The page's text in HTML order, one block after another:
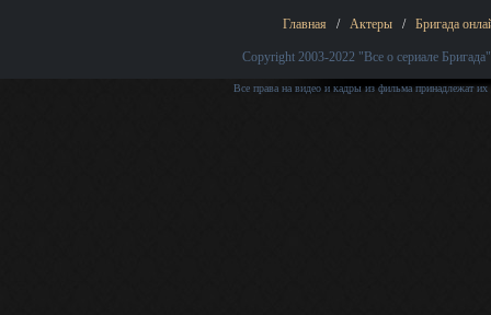
Главная / Актеры / Бригада
Copyright 2003-2022 "Все о сериале Бригада"
Все права на видео и кадры из фильма принадлежат